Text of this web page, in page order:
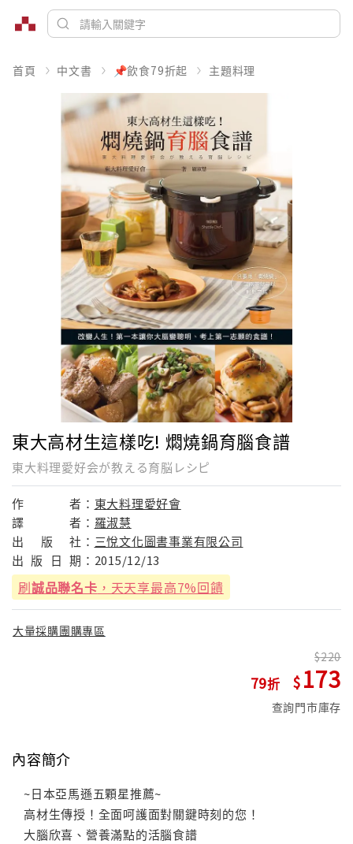
首頁 中文書 📌飲食79折起 主題料理
東大高材生這樣吃! 燜燒鍋育腦食譜
東大料理愛好会が教える育脳レシピ
作 者： 東大料理愛好會
譯
者： 羅淑慧
出
版 社： 三悅文化圖書事業有限公司
出 版 日 期： 2015/12/13
刷誠品聯名卡 ，天天享最高7%回饋
大量採購團購專區
79
220
173
查詢門市庫存
內容簡介
~日本亞馬遜五顆星推薦~
高材生傳授！全面呵護面對關鍵時刻的您！
大腦欣喜、營養滿點的活腦食譜